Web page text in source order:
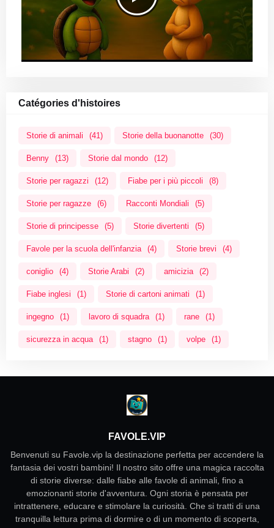
Catégories d'histoires
Storie di animali (41) Storie della buonanotte (30)
Benny (13) Storie dal mondo (12)
Storie per ragazzi (12) Fiabe per i più piccoli (8)
Storie per ragazze (6) Racconti Mondiali (5)
Storie di principesse (5) Storie divertenti (5)
Favole per la scuola dell'infanzia (4) Storie brevi (4)
coniglio (4) Storie Arabi (2) amicizia (2)
Fiabe inglesi (1) Storie di cartoni animati (1)
ingegno (1) lavoro di squadra (1) rane (1)
sicurezza in acqua (1) stagno (1) volpe (1)
FAVOLE.VIP
Benvenuti su Favole.vip la destinazione perfetta per accendere la
fantasia dei vostri bambini! Il nostro sito offre una magica raccolta
di storie diverse: dalle fiabe alle favole di animali, fino a
emozionanti storie d'avventura. Ogni storia è pensata per
intrattenere, educare e stimolare la curiosità. Che si tratti di una
tranquilla lettura prima di dormire o di un momento di scoperta,